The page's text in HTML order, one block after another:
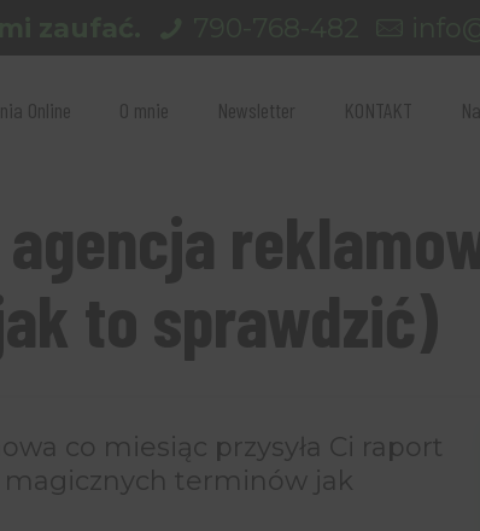
Online O mnie Newsletter KONTAKT
to sprawdzić)
co miesiąc przysyła Ci raport
magicznych terminów jak